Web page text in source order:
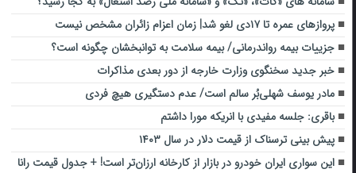
پروازهای عمره تا ۱۷دی لغو شد| زمان اعزام زائران مشخص نیست
جزییات بیمه رواندرمانی/ بیمه سلامت به توانبخشان چگونه است؟
خبر جدید سخنگوی وزارت خارجه از دور بعدی مذاکرات
مادر یوسف شهلی‌بُر سالم است/ عدم دستگیری هیچ فردی
باقری: جلسه مفیدی با انریکه مورا داشتم
پیش بینی ترسناک از قیمت دلار در سال ۱۴۰۳
این سواری ایران خودرو در بازار از کارخانه ارزان‌تر است! + جدول قیمت رانا